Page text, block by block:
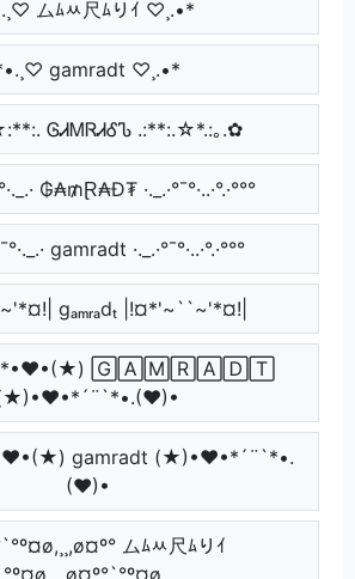
ムﾑﾶ尺ﾑりｲ ♡¸.•*
gamradt ♡¸.•*
ᎶᏗᎷᏒᏗᎴᏖ .:**:.☆*.:｡.✿
₲₳₥Ɽ₳Đ₮ ·._.·°¯°·..·°.·°°°
gamradt ·._.·°¯°·..·°.·°°°
gₐₘᵣₐdₜ |!¤*'~``~'*¤!|
🄶🄰🄼🅁🄰🄳🅃
gamradt (★)•♥•*´¨`*•.
(♥)•
ムﾑﾶ尺ﾑりｲ
°º¤ø,¸¸,ø¤º°`°º¤ø,¸